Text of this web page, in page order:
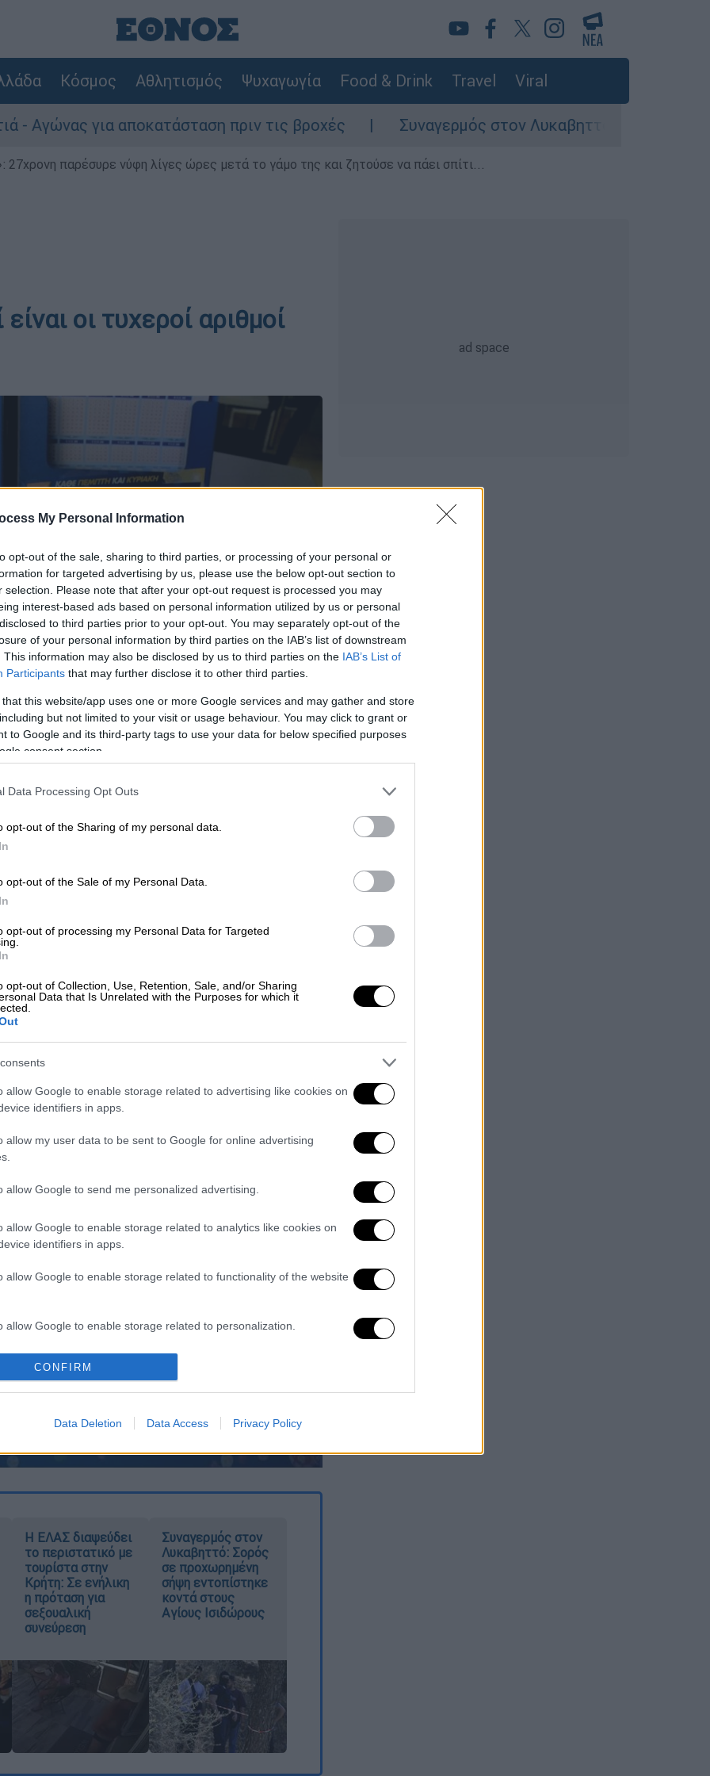
My Personal Information
opt-out of the sale, sharing to third parties, or processing of your personal or
for targeted advertising by us, please use the below opt-out section to
selection. Please note that after your opt-out request is processed you may
interest-based ads based on personal information utilized by us or personal
to third parties prior to your opt-out. You may separately opt-out of the
of your personal information by third parties on the IAB’s list of downstream
This information may also be disclosed by us to third parties on the IAB’s List of
Participants that may further disclose it to other third parties.
that this website/app uses one or more Google services and may gather and store
but not limited to your visit or usage behaviour. You may click to grant or
to Google and its third-party tags to use your data for below specified purposes
consent section.
Data Processing Opt Outs
opt-out of the Sharing of my personal data.
opt-out of the Sale of my Personal Data.
opt-out of processing my Personal Data for Targeted
opt-out of Collection, Use, Retention, Sale, and/or Sharing
Data that Is Unrelated with the Purposes for which it
allow Google to enable storage related to advertising like cookies on
identifiers in apps.
allow my user data to be sent to Google for online advertising
allow Google to send me personalized advertising.
allow Google to enable storage related to analytics like cookies on
identifiers in apps.
allow Google to enable storage related to functionality of the website
allow Google to enable storage related to personalization.
allow Google to enable storage related to security, including
functionality and fraud prevention, and other user protection.
CONFIRM
Data Deletion Data Access Privacy Policy
Κόσμος Αθλητισμός Ψυχαγωγία Food & Drink Travel Viral
για αποκατάσταση πριν τις βροχές Συναγερμός στον Λυκαβηττό: Σορός σε
παρέσυρε νύφη λίγες ώρες μετά το γάμο της και ζητούσε να πάει σπίτι...
οι τυχεροί αριθμοί
το ΕΘΝΟΣ στη Google
του Τζόκερ
42 και Τζόκερ το 5.
τα 84 εκατ. ευρώ
κάθεΤρίτη,ΠέμπτηκαιΚυριακή
Η ΕΛΑΣ διαψεύδει
το περιστατικό με
τουρίστα στην
Κρήτη: Σε ενήλικη
η πρόταση για
σεξουαλική
συνεύρεση
Συναγερμός στον
Λυκαβηττό: Σορός
σε προχωρημένη
σήψη εντοπίστηκε
κοντά στους
Αγίους Ισιδώρους